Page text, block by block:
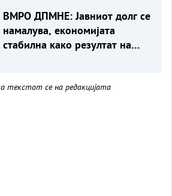
ВМРО ДПМНЕ: Јавниот долг се
намалува, економијата
стабилна како резултат на
текстот се на редакцијата